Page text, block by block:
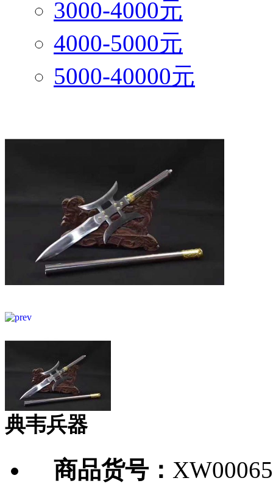
3000-4000元
4000-5000元
5000-40000元
典韦兵器
商品货号：